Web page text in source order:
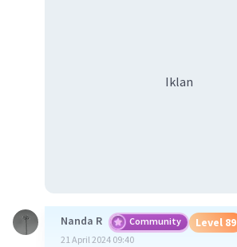
Iklan
Nanda R Community Level 89
21 April 2024 09:40